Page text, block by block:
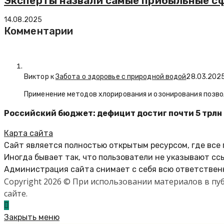
14.08.2025
Комментарии
Виктор кЗабота о здоровье с природной водой
Применение методов хлорирования и озонирования
Российский бюджет: дефицит достиг почти 5 трлн
Карта сайта
Сайт является полностью открытым ресурсом, где
Иногда бывает так, что пользователи не указывают
Администрация сайта снимает с себя всю
Copyright 2026 © При использовании материалов в
сайте.
Закрыть меню